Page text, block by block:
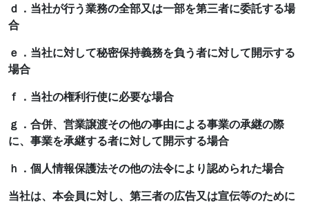
ｄ．当社が行う業務の全部又は一部を第三者に委託する場
合
ｅ．当社に対して秘密保持義務を負う者に対して開示する
場合
ｆ．当社の権利行使に必要な場合
ｇ．合併、営業譲渡その他の事由による事業の承継の際
に、事業を承継する者に対して開示する場合
ｈ．個人情報保護法その他の法令により認められた場合
当社は、本会員に対し、第三者の広告又は宣伝等のために